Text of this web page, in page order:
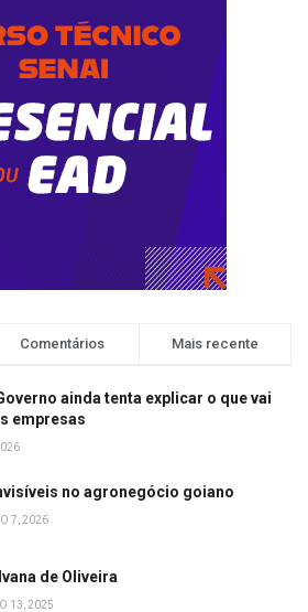
Comentários Mais recente
ainda tenta explicar o que vai
empresas
no agronegócio goiano
7, 2026
de Oliveira
13, 2025